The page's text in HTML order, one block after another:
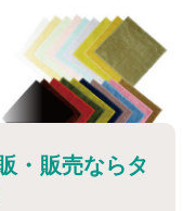
・販売ならタ